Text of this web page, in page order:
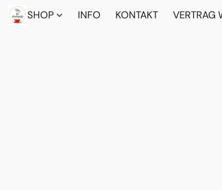
SHOP INFO KONTAKT VERTRAG